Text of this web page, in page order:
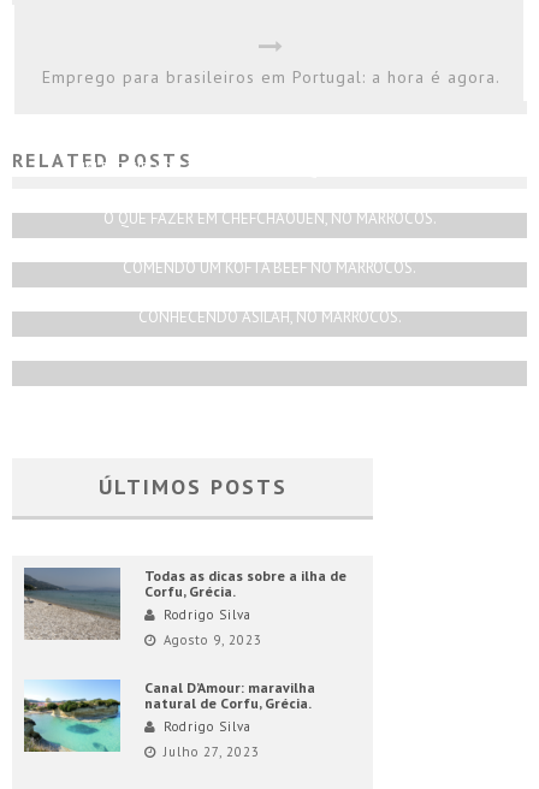
Emprego para brasileiros em Portugal: a hora é agora.
RELATED POSTS
UM ROTEIRO DE 2 DIAS EM MARRAQUEXE, NO MARROCOS.
O QUE FAZER EM CHEFCHAOUEN, NO MARROCOS.
COMENDO UM KOFTA BEEF NO MARROCOS.
CONHECENDO ASILAH, NO MARROCOS.
ÚLTIMOS POSTS
Todas as dicas sobre a ilha de
Corfu, Grécia.
Rodrigo Silva
Agosto 9, 2023
Canal D’Amour: maravilha
natural de Corfu, Grécia.
Rodrigo Silva
Julho 27, 2023